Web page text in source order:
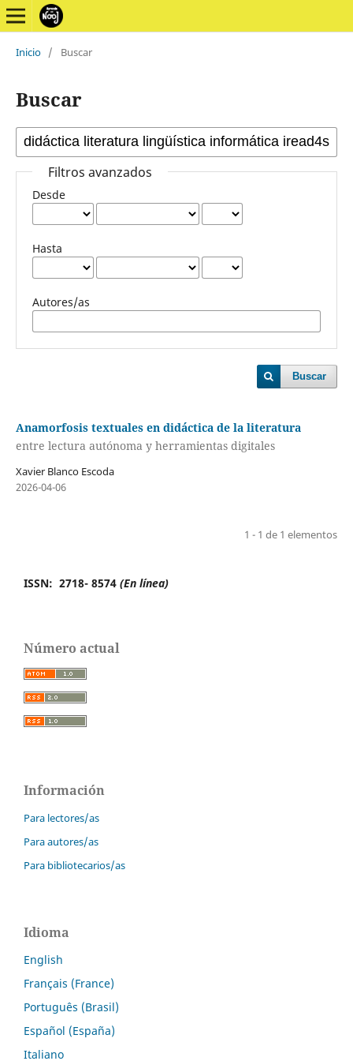
Inicio / Buscar
Buscar
Filtros avanzados
Desde
Hasta
Autores/as
Buscar
Anamorfosis textuales en didáctica de la literatura
entre lectura autónoma y herramientas digitales
Xavier Blanco Escoda
2026-04-06
1 - 1 de 1 elementos
ISSN: 2718- 8574 (En línea)
Número actual
Información
Para lectores/as
Para autores/as
Para bibliotecarios/as
Idioma
English
Français (France)
Português (Brasil)
Español (España)
Italiano